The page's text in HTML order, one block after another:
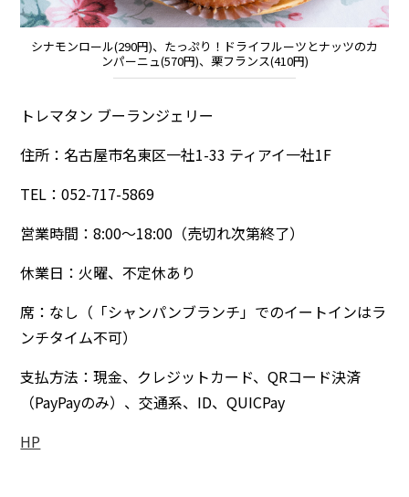
シナモンロール(290円)、たっぷり！ドライフルーツとナッツのカ
ンパーニュ(570円)、栗フランス(410円)
トレマタン ブーランジェリー
住所：名古屋市名東区一社1-33 ティアイ一社1F
TEL：052-717-5869
営業時間：8:00～18:00（売切れ次第終了）
休業日：火曜、不定休あり
席：なし（「シャンパンブランチ」でのイートインはラ
ンチタイム不可）
支払方法：現金、クレジットカード、QRコード決済
（PayPayのみ）、交通系、ID、QUICPay
HP